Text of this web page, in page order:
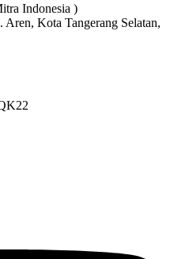
Indonesia )
Aren, Kota Tangerang Selatan,